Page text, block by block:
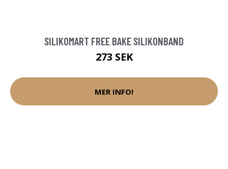
SILIKOMART FREE BAKE SILIKONBAND
273 SEK
MER INFO!